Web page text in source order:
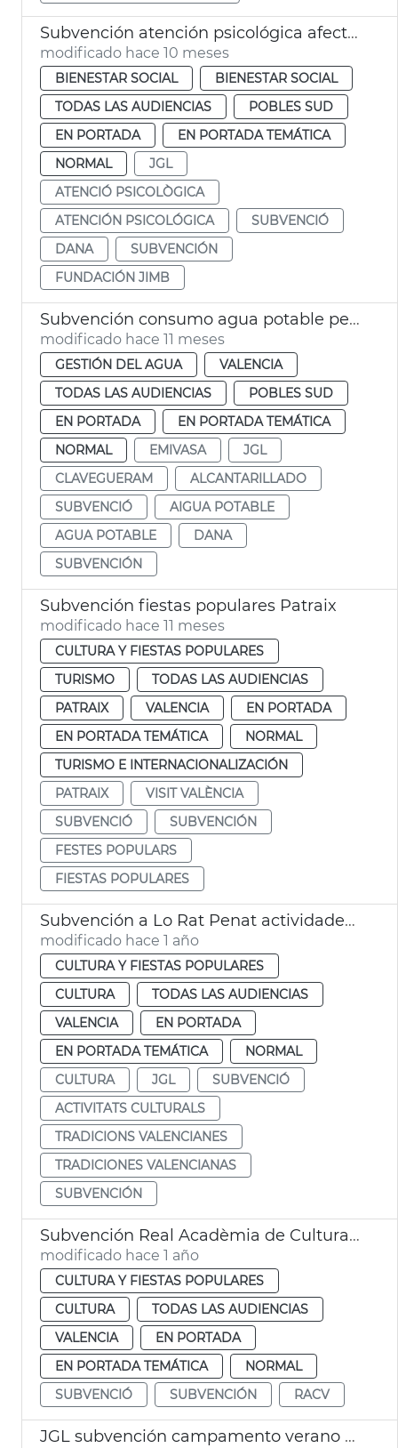
Subvención atención psicológica afectados dana
modificado hace 10 meses
BIENESTAR SOCIAL
BIENESTAR SOCIAL
TODAS LAS AUDIENCIAS
POBLES SUD
EN PORTADA
EN PORTADA TEMÁTICA
NORMAL
JGL
ATENCIÓ PSICOLÒGICA
ATENCIÓN PSICOLÓGICA
SUBVENCIÓ
DANA
SUBVENCIÓN
FUNDACIÓN JIMB
Subvención consumo agua potable pedanias dana
modificado hace 11 meses
GESTIÓN DEL AGUA
VALENCIA
TODAS LAS AUDIENCIAS
POBLES SUD
EN PORTADA
EN PORTADA TEMÁTICA
NORMAL
EMIVASA
JGL
CLAVEGUERAM
ALCANTARILLADO
SUBVENCIÓ
AIGUA POTABLE
AGUA POTABLE
DANA
SUBVENCIÓN
Subvención fiestas populares Patraix
modificado hace 11 meses
CULTURA Y FIESTAS POPULARES
TURISMO
TODAS LAS AUDIENCIAS
PATRAIX
VALENCIA
EN PORTADA
EN PORTADA TEMÁTICA
NORMAL
TURISMO E INTERNACIONALIZACIÓN
PATRAIX
VISIT VALÈNCIA
SUBVENCIÓ
SUBVENCIÓN
FESTES POPULARS
FIESTAS POPULARES
Subvención a Lo Rat Penat actividades cualturales
modificado hace 1 año
CULTURA Y FIESTAS POPULARES
CULTURA
TODAS LAS AUDIENCIAS
VALENCIA
EN PORTADA
EN PORTADA TEMÁTICA
NORMAL
CULTURA
JGL
SUBVENCIÓ
ACTIVITATS CULTURALS
TRADICIONS VALENCIANES
TRADICIONES VALENCIANAS
SUBVENCIÓN
Subvención Real Acadèmia de Cultura Valenciana
modificado hace 1 año
CULTURA Y FIESTAS POPULARES
CULTURA
TODAS LAS AUDIENCIAS
VALENCIA
EN PORTADA
EN PORTADA TEMÁTICA
NORMAL
SUBVENCIÓ
SUBVENCIÓN RACV
JGL subvención campamento verano ASPNION